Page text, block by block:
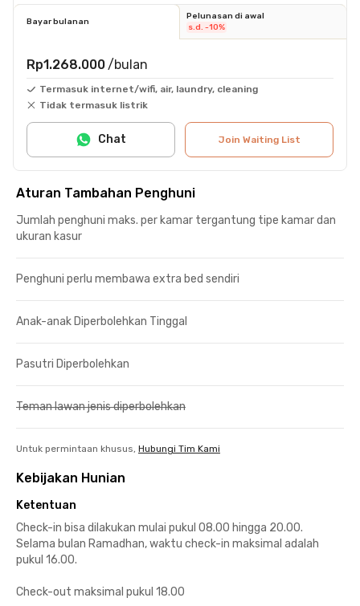
Bayar bulanan
Pelunasan di awal
s.d. -10%
Rp1.268.000 /bulan
Termasuk internet/wifi, air, laundry, cleaning
Tidak termasuk listrik
Join Waiting List
Chat
Aturan Tambahan Penghuni
Jumlah penghuni maks. per kamar tergantung tipe kamar dan
ukuran kasur
Penghuni perlu membawa extra bed sendiri
Anak-anak Diperbolehkan Tinggal
Pasutri Diperbolehkan
Teman lawan jenis diperbolehkan
Untuk permintaan khusus, Hubungi Tim Kami
Kebijakan Hunian
Ketentuan
Check-in bisa dilakukan mulai pukul 08.00 hingga 20.00.
Selama bulan Ramadhan, waktu check-in maksimal adalah
pukul 16.00.
Check-out maksimal pukul 18.00